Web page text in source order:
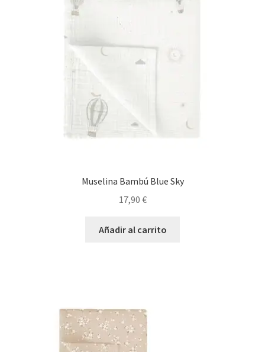
Muselina Bambú Blue Sky
17,90 €
Añadir al carrito